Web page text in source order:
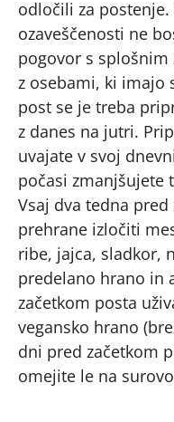
odločili za
ozaveščenosti ne
pogovor s
z osebami, ki imajo
post se je treba
z danes na jutri.
uvajate v svoj
počasi zmanjšujete
Vsaj dva tedna
prehrane izločiti
ribe, jajca, sladkor,
predelano hrano in
začetkom posta
vegansko hrano
dni pred začetkom
omejite le na